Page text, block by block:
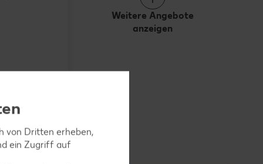
Weitere Angebote
anzeigen
von Dritten erheben,
ein Zugriff auf